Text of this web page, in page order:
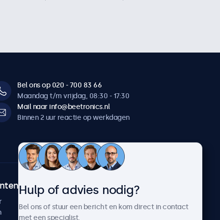
Bel ons op 020 - 700 83 66
Maandag t/m vrijdag, 08:30 - 17:30
Mail naar info@beetronics.nl
Binnen 2 uur reactie op werkdagen
Over Beetronics
Hulp of advies nodig?
Bel ons of stuur een bericht en kom direct in contact
met een specialist.